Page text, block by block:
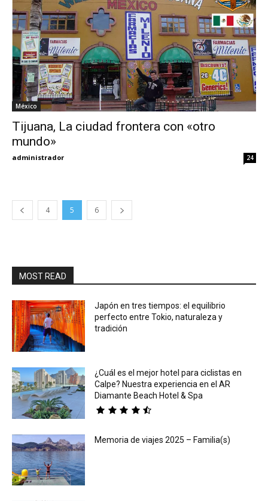
México
Tijuana, La ciudad frontera con «otro
mundo»
administrador 24
4 5 6
MOST READ
Japón en tres tiempos: el equilibrio
perfecto entre Tokio, naturaleza y
tradición
¿Cuál es el mejor hotel para ciclistas en
Calpe? Nuestra experiencia en el AR
Diamante Beach Hotel & Spa
Memoria de viajes 2025 – Familia(s)